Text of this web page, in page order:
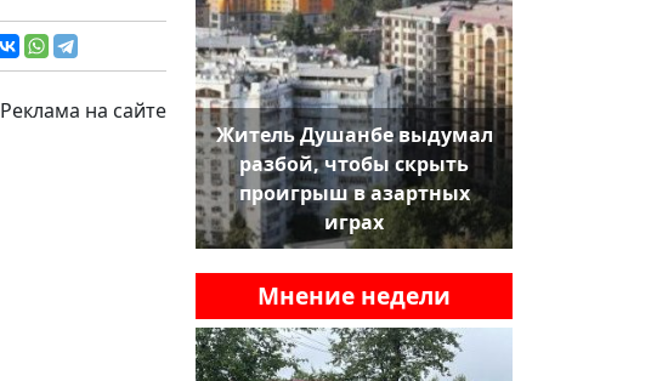
Реклама на сайте
Житель Душанбе выдумал
разбой, чтобы скрыть
проигрыш в азартных
играх
Мнение недели